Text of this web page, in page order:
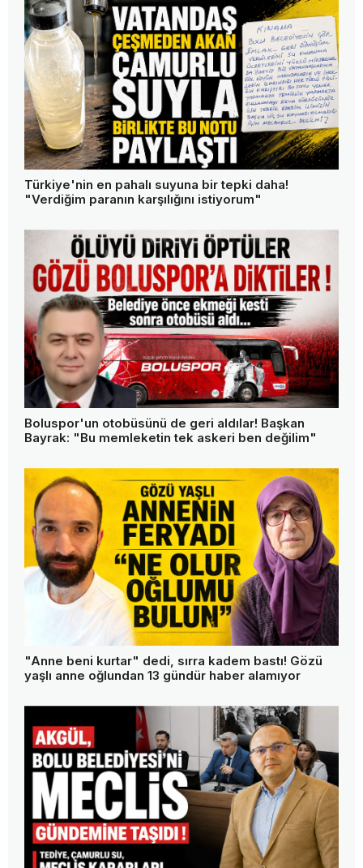
Türkiye'nin en pahalı suyuna bir tepki daha!
"Verdiğim paranın karşılığını istiyorum"
Boluspor'un otobüsünü de geri aldılar! Başkan
Bayrak: "Bu memleketin tek askeri ben değilim"
"Anne beni kurtar" dedi, sırra kadem bastı! Gözü
yaşlı anne oğlundan 13 gündür haber alamıyor